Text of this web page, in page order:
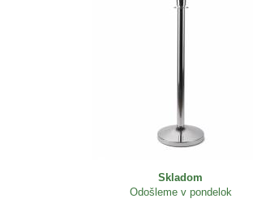
Skladom
Odošleme v pondelok